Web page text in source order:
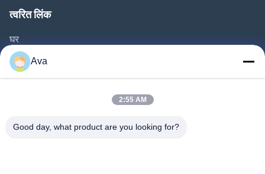
त्वरित लिंक
घर
उत्पाद
वीडियो
कारखाने का दौरा
Ava
2:55 AM
Good day, what product are you looking for?